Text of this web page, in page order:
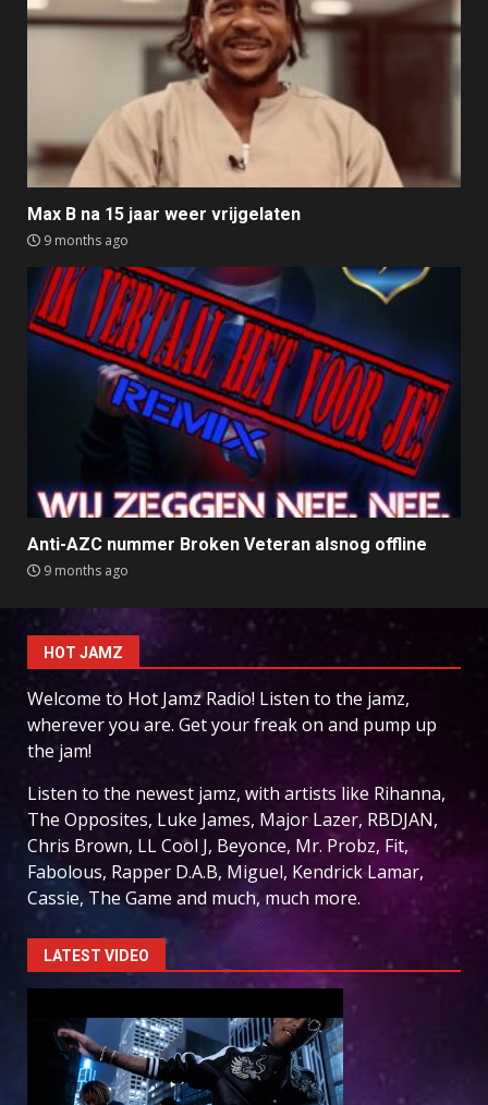
Max B na 15 jaar weer vrijgelaten
9 months ago
Anti-AZC nummer Broken Veteran alsnog offline
9 months ago
HOT JAMZ
Welcome to Hot Jamz Radio! Listen to the jamz,
wherever you are. Get your freak on and pump up
the jam!
Listen to the newest jamz, with artists like Rihanna,
The Opposites, Luke James, Major Lazer, RBDJAN,
Chris Brown, LL Cool J, Beyonce, Mr. Probz, Fit,
Fabolous, Rapper D.A.B, Miguel, Kendrick Lamar,
Cassie, The Game and much, much more.
LATEST VIDEO